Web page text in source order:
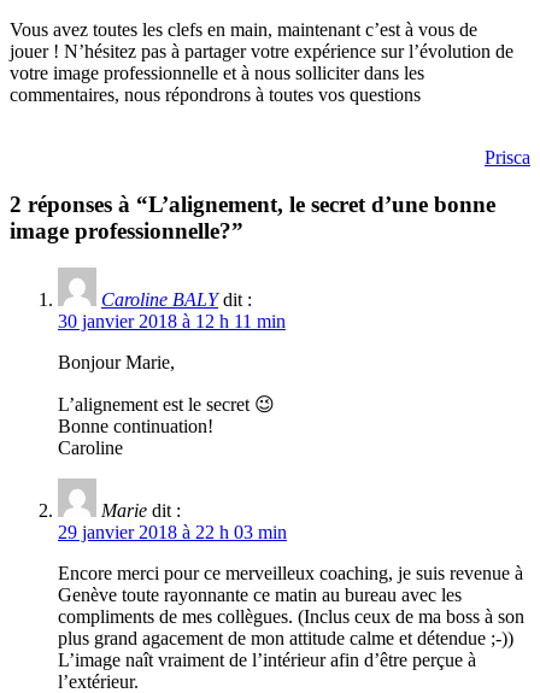
Vous avez toutes les clefs en main, maintenant c’est à vous de
jouer ! N’hésitez pas à partager votre expérience sur l’évolution de
votre image professionnelle et à nous solliciter dans les
commentaires, nous répondrons à toutes vos questions
Prisca
2 réponses à “L’alignement, le secret d’une bonne
image professionnelle?”
Caroline BALY dit :
30 janvier 2018 à 12 h 11 min
Bonjour Marie,
L’alignement est le secret 😉
Bonne continuation!
Caroline
Marie dit :
29 janvier 2018 à 22 h 03 min
Encore merci pour ce merveilleux coaching, je suis revenue à
Genève toute rayonnante ce matin au bureau avec les
compliments de mes collègues. (Inclus ceux de ma boss à son
plus grand agacement de mon attitude calme et détendue ;-))
L’image naît vraiment de l’intérieur afin d’être perçue à
l’extérieur.